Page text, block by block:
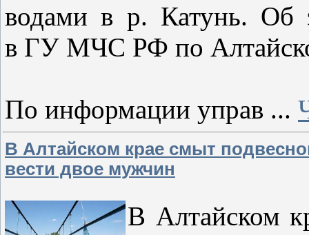
водами в р. Катунь.
в ГУ МЧС РФ по
По информации управ ...
В Алтайском крае смыт
вести двое мужчин
В Алтайском